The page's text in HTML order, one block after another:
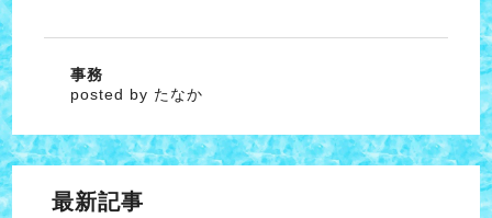
事務
posted by たなか
最新記事